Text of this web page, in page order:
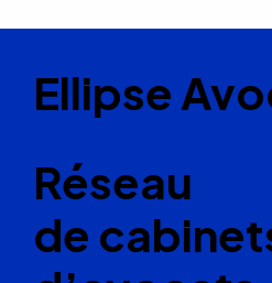
Ellipse
Réseau
de